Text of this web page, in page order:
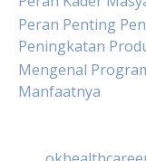
Peran Penting
Peningkatan
Mengenal
Manfaatnya